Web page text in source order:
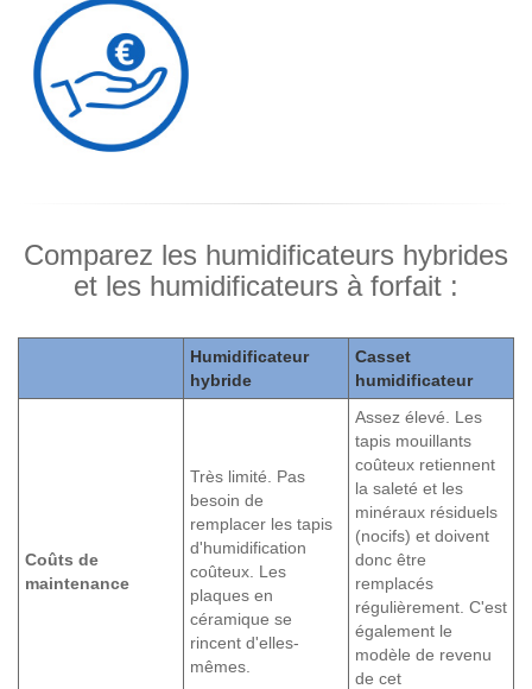
Comparez les humidificateurs hybrides
et les humidificateurs à forfait :
Humidificateur
hybride
Casset
humidificateur
Coûts de
maintenance
Très limité. Pas
besoin de
remplacer les tapis
d'humidification
coûteux. Les
plaques en
céramique se
rincent d'elles-
mêmes.
Assez élevé. Les
tapis mouillants
coûteux retiennent
la saleté et les
minéraux résiduels
(nocifs) et doivent
donc être
remplacés
régulièrement. C'est
également le
modèle de revenu
de cet